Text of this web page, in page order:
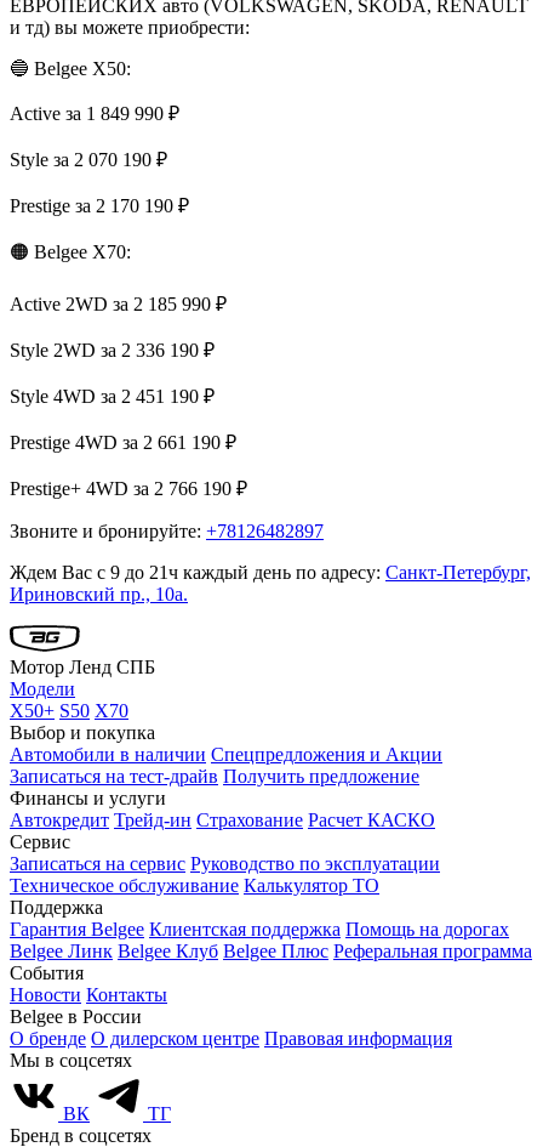
ЕВРОПЕЙСКИХ авто (VOLKSWAGEN, SKODA, RENAULT
и тд) вы можете приобрести:
🔵 Belgee X50:
Active за 1 849 990 ₽
Style за 2 070 190 ₽
Prestige за 2 170 190 ₽
🟠 Belgee X70:
Active 2WD за 2 185 990 ₽
Style 2WD за 2 336 190 ₽
Style 4WD за 2 451 190 ₽
Prestige 4WD за 2 661 190 ₽
Prestige+ 4WD за 2 766 190 ₽
Звоните и бронируйте: +78126482897
Ждем Вас с 9 до 21ч каждый день по адресу: Санкт-Петербург,
Ириновский пр., 10а.
Мотор Ленд СПБ
Модели
X50+ S50 X70
Выбор и покупка
Автомобили в наличии Спецпредложения и Акции
Записаться на тест-драйв Получить предложение
Финансы и услуги
Автокредит Трейд-ин Страхование Расчет КАСКО
Сервис
Записаться на сервис Руководство по эксплуатации
Техническое обслуживание Калькулятор ТО
Поддержка
Гарантия Belgee Клиентская поддержка Помощь на дорогах
Belgee Линк Belgee Клуб Belgee Плюс Реферальная программа
События
Новости Контакты
Belgee в России
О бренде О дилерском центре Правовая информация
Мы в соцсетях
ВК
ТГ
Бренд в соцсетях